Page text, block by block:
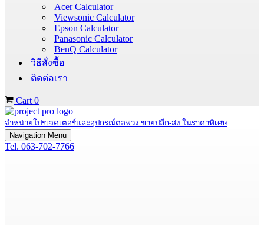
Acer Calculator
Viewsonic Calculator
Epson Calculator
Panasonic Calculator
BenQ Calculator
วิธีสั่งซื้อ
ติดต่อเรา
Cart 0
จำหน่ายโปรเจคเตอร์และอุปกรณ์ต่อพ่วง ขายปลีก-ส่ง ในราคาพิเศษ
Navigation Menu
Tel. 063-702-7766